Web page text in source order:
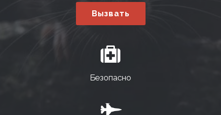
Вызвать
Безопасно